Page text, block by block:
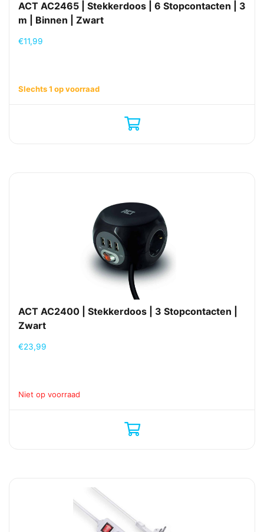
ACT AC2465 | Stekkerdoos | 6 Stopcontacten | 3
m | Binnen | Zwart
€11,99
Slechts 1 op voorraad
ACT AC2400 | Stekkerdoos | 3 Stopcontacten |
Zwart
€23,99
Niet op voorraad